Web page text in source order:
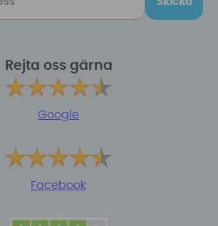
Rejta oss gärna
Google
Facebook